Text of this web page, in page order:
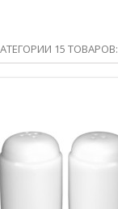
15 ТОВАРОВ: